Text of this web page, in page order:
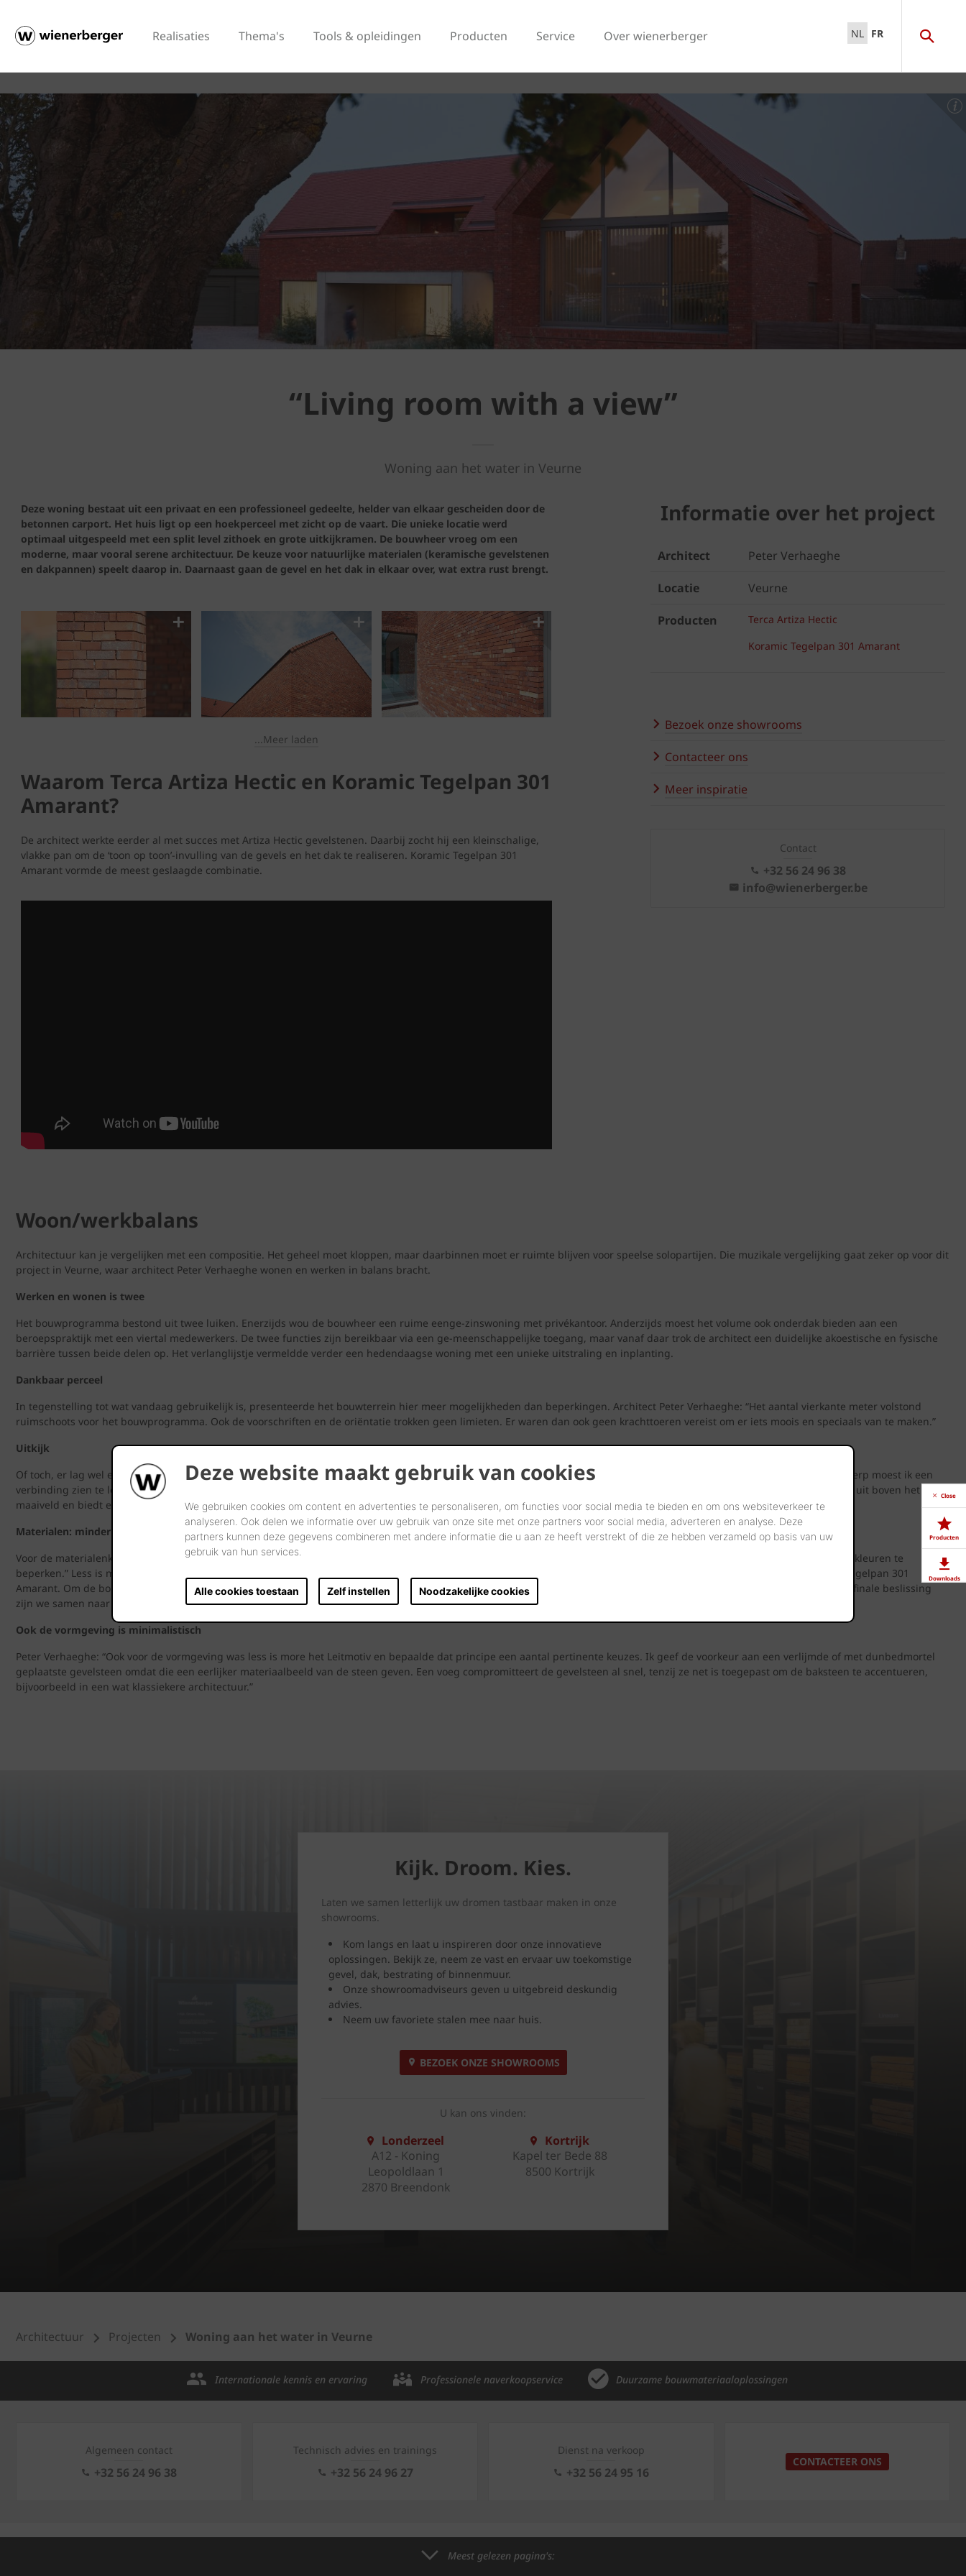
Deze website maakt gebruik van cookies
We gebruiken cookies om content en advertenties te personaliseren, om functies voor social media te bieden en om ons websiteverkeer te
analyseren. Ook delen we informatie over uw gebruik van onze site met onze partners voor social media, adverteren en analyse. Deze
partners kunnen deze gegevens combineren met andere informatie die u aan ze heeft verstrekt of die ze hebben verzameld op basis van uw
gebruik van hun services.
Alle cookies toestaan Zelf instellen Noodzakelijke cookies
Realisaties Thema's Tools & opleidingen Producten Service Over wienerberger NL FR
“Living room with a view”
Woning aan het water in Veurne
Deze woning bestaat uit een privaat en een professioneel gedeelte, helder van elkaar gescheiden door de
betonnen carport. Het huis ligt op een hoekperceel met zicht op de vaart. Die unieke locatie werd
optimaal uitgespeeld met een split level zithoek en grote uitkijkramen. De bouwheer vroeg om een
moderne, maar vooral serene architectuur. De keuze voor natuurlijke materialen (keramische gevelstenen
en dakpannen) speelt daarop in. Daarnaast gaan de gevel en het dak in elkaar over, wat extra rust brengt.
...Meer laden
Waarom Terca Artiza Hectic en Koramic Tegelpan 301
Amarant?
De architect werkte eerder al met succes met Artiza Hectic gevelstenen. Daarbij zocht hij een kleinschalige,
vlakke pan om de ‘toon op toon’-invulling van de gevels en het dak te realiseren. Koramic Tegelpan 301
Amarant vormde de meest geslaagde combinatie.
Informatie over het project
Architect Peter Verhaeghe
Locatie Veurne
Producten
Terca Artiza Hectic
Koramic Tegelpan 301 Amarant
Bezoek onze showrooms
Contacteer ons
Meer inspiratie
Contact
+32 56 24 96 38
info@wienerberger.be
Woon/werkbalans
Architectuur kan je vergelijken met een compositie. Het geheel moet kloppen, maar daarbinnen moet er ruimte blijven voor speelse solopartijen. Die muzikale vergelijking gaat zeker op voor dit
project in Veurne, waar architect Peter Verhaeghe wonen en werken in balans bracht.
Werken en wonen is twee
Het bouwprogramma bestond uit twee luiken. Enerzijds wou de bouwheer een ruime eenge-zinswoning met privékantoor. Anderzijds moest het volume ook onderdak bieden aan een
beroepspraktijk met een viertal medewerkers. De twee functies zijn bereikbaar via een ge-meenschappelijke toegang, maar vanaf daar trok de architect een duidelijke akoestische en fysische
barrière tussen beide delen op. Het verlanglijstje vermeldde verder een hedendaagse woning met een unieke uitstraling en inplanting.
Dankbaar perceel
In tegenstelling tot wat vandaag gebruikelijk is, presenteerde het bouwterrein hier meer mogelijkheden dan beperkingen. Architect Peter Verhaeghe: “Het aantal vierkante meter volstond
ruimschoots voor het bouwprogramma. Ook de voorschriften en de oriëntatie trokken geen limieten. Er waren dan ook geen krachttoeren vereist om er iets moois en speciaals van te maken.”
Uitkijk
Of toch, er lag wel een fikse uitdaging op het bord. Het mooiste uitzicht ligt niet alleen tegen de voortuin, maar ook nog eens langs de noordkant. De architect: “In mijn ontwerp moest ik een
verbinding zien te leggen tussen het zuiden als zonzijde, en het noorden als uitzicht op het water. Dat heb ik opgelost met behulp van split-levels. De zithoek wipt wat hoger uit boven het
maaiveld en biedt een aangenaam panorama op de vaart. Een half niveau lager zit een polyvalente kelderruimte.
Materialen: minder is meer
Voor de materialenkeuze had de bouwheer het volste vertrouwen in de architect. Peter Verhaeghe: Architectuur geef je een rustige uitstraling door het aantal materialen en kleuren te
beperken.” Less is more, weet je wel. Daarom ging de voorkeur naar een keramische huid in aansluitende tinten, met de Terca Caracterra Hectic gevelsteen en de Koramic Tegelpan 301
Amarant. Om de bouwheer een zo realistisch mogelijke impressie te geven in de fase van het voorontwerp, heb ik simulaties gemaakt met gerenderde visualisaties. Voor de finale beslissing
zijn we samen naar de showroom van wienerberger getrokken.”
Ook de vormgeving is minimalistisch
Peter Verhaeghe: “Ook voor de vormgeving was less is more het Leitmotiv en bepaalde dat principe een aantal pertinente keuzes. Ik geef de voorkeur aan een verlijmde of met dunbedmortel
geplaatste gevelsteen omdat die een eerlijker materiaalbeeld van de steen geven. Een voeg compromitteert de gevelsteen al snel, tenzij ze net is toegepast om de baksteen te accentueren,
bijvoorbeeld in een wat klassiekere architectuur.”
Kijk. Droom. Kies.
Laten we samen letterlijk uw dromen tastbaar maken in onze
showrooms.
Kom langs en laat u inspireren door onze innovatieve
oplossingen. Bekijk ze, neem ze vast en ervaar uw toekomstige
gevel, dak, bestrating of binnenmuur.
Onze showroomadviseurs geven u uitgebreid deskundig
advies.
Neem uw favoriete stalen mee naar huis.
BEZOEK ONZE SHOWROOMS
U kan ons vinden:
Londerzeel
A12 - Koning
Leopoldlaan 1
2870 Breendonk
Kortrijk
Kapel ter Bede 88
8500 Kortrijk
Close
Producten
Downloads
Architectuur Projecten Woning aan het water in Veurne
Internationale kennis en ervaring Professionele naverkoopservice Duurzame bouwmateriaaloplossingen
Algemeen contact
+32 56 24 96 38
Technisch advies en trainings
+32 56 24 96 27
Dienst na verkoop
+32 56 24 95 16
CONTACTEER ONS
Meest gelezen pagina's: